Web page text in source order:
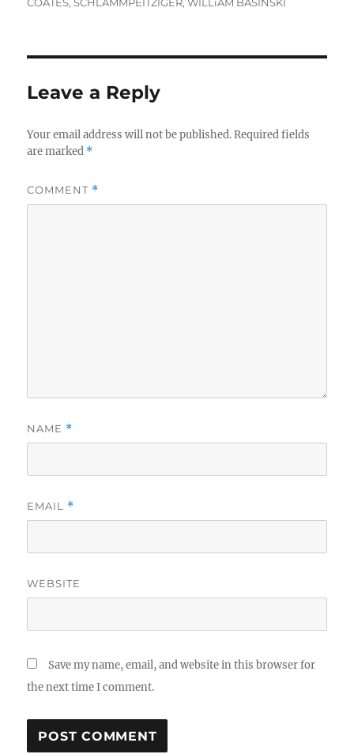
COATES,SCHLAMMPEITZIGER,WILLiAM BASINSKI
Leave a Reply
Your email address will not be published. Required fields
are marked *
COMMENT *
NAME *
EMAIL *
WEBSITE
Save my name, email, and website in this browser for
the next time I comment.